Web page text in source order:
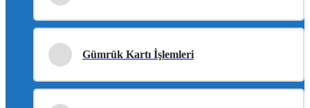
Gümrük Kartı İşlemleri